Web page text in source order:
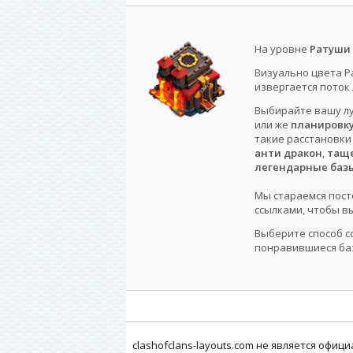
На уровне Ратуши
Визуально цвета
извергается
Выбирайте вашу
или же
такие
анти дракон,
легендарные
Мы стараемся
ссылками, чтобы
Выберите способ
понравившиеся
clashofclans-layouts.com не является